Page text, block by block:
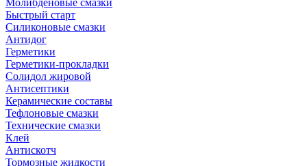
Молибденовые смазки
Быстрый старт
Силиконовые смазки
Антидог
Герметики
Герметики-прокладки
Солидол жировой
Антисептики
Керамические составы
Тефлоновые смазки
Технические смазки
Клей
Антискотч
Тормозные жидкости